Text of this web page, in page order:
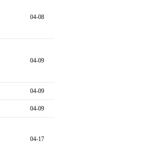
04-08
04-09
04-09
04-09
04-17